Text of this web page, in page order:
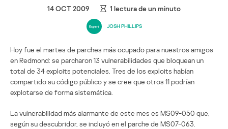
14 OCT 2009 1 lectura de un minuto
JOSH PHILLIPS
Hoy fue el martes de parches más ocupado para nuestros amigos
en Redmond: se parcharon 13 vulnerabilidades que bloquean un
total de 34 exploits potenciales. Tres de los exploits habían
compartido su código público y se cree que otros 11 podrían
explotarse de forma sistemática.
La vulnerabilidad más alarmante de este mes es MS09-050 que,
según su descubridor, se incluyó en el parche de MS07-063.